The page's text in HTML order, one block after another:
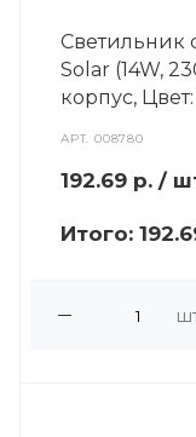
Светильник
Solar (14W,
корпус,
АРТ.008780
192.69 р. /
Итого: